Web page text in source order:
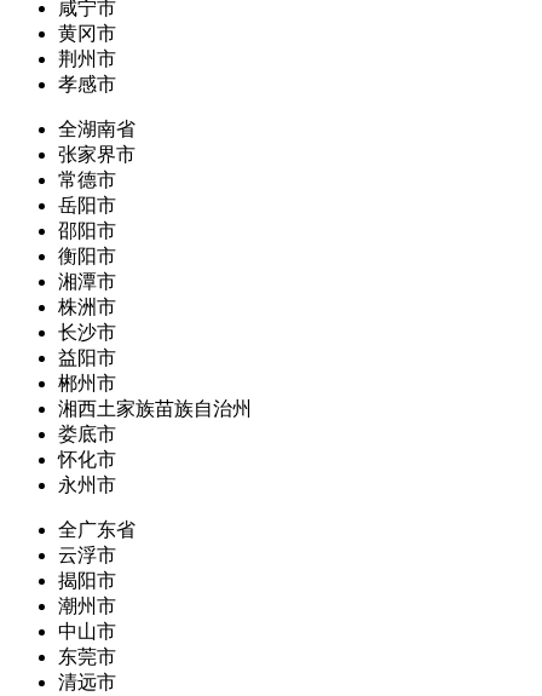
咸宁市
黄冈市
荆州市
孝感市
全湖南省
张家界市
常德市
岳阳市
邵阳市
衡阳市
湘潭市
株洲市
长沙市
益阳市
郴州市
湘西土家族苗族自治州
娄底市
怀化市
永州市
全广东省
云浮市
揭阳市
潮州市
中山市
东莞市
清远市